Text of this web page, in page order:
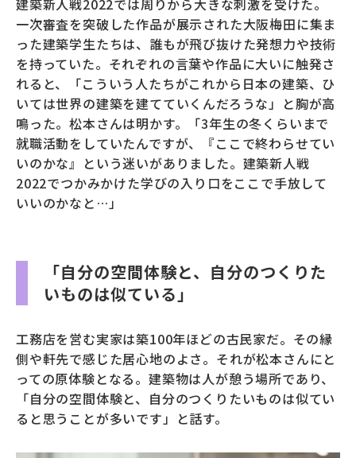
一次審査を突破した作品が展示された大阪梅田に集ま
った建築学生たちは、誰もが飛び抜けた発想力や技術
を持っていた。それぞれの言葉や作品に大いに触発さ
れると、「こういう人たちがこれから日本の建築、ひ
いては世界の建築を建てていくんだろうな」と胸が高
鳴った。松本さんは明かす。「3年生の冬くらいまで
就職活動をしていたんですが、『ここで終わらせてい
いのかな』という迷いがありました。建築新人戦
2022でつかみかけた学びの入り口をここで手放して
いいのかなと…」
「自分の空間体験と、自分のつくりた
いものは似ている」
工務店を営む実家は築100年ほどの古民家だ。その縁
側や軒先で感じた居心地のよさ。それが松本さんにと
っての原体験となる。建築物は人が憩う場所であり、
「自分の空間体験と、自分のつくりたいものは似てい
ると思うことが多いです」と話す。